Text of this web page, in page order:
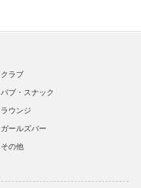
クラブ
パブ・スナック
ラウンジ
ガールズバー
その他